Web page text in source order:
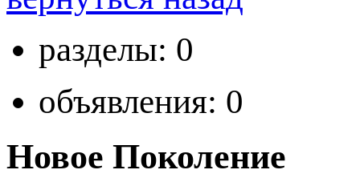
разделы: 0
объявления: 0
Новое Поколение